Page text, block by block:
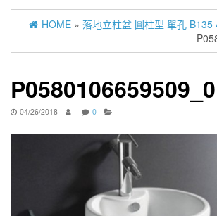
HOME » 落地立柱盆 圓柱型 單孔 B135
P0580106659509_0
04/26/2018 0